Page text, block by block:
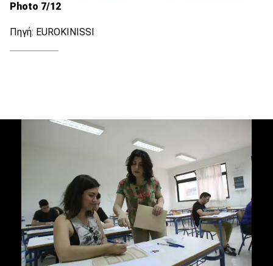
Photo 7/12
Πηγή: EUROKINISSI